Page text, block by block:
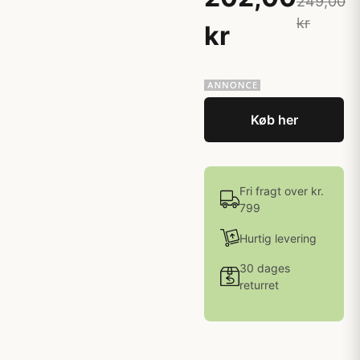
kr
kr
Køb her
Fri fragt over kr.
799
Hurtig levering
30 dages
returret